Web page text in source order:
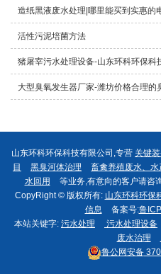
造纸黑液废水处理|哪里能买到实惠的
活性污泥培菌方法
猪屠宰污水处理设备-山东环科环保科
大型臭氧发生器厂家-潍坊价格合理的
山东环科环保科技有限公司,专营 关键
目
黑臭河体治理 畜禽养殖废水、水
水回用
等业务,有意向的客户请咨
CopyRight © 版权所有: 山东环科环保
信息
备案号:鲁
本站关键字: 污水处理 污水处理设备
废水治理
鲁公网安备